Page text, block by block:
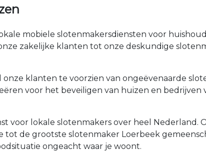
mobiele slotenmakersdiensten voor
zakelijke klanten tot onze deskundige
klanten te voorzien van ongeëvenaarde
voor het beveiligen van huizen en bedrijven
voor lokale slotenmakers over heel Nederland.
tot de grootste slotenmaker Loerbeek
ongeacht waar je woont.